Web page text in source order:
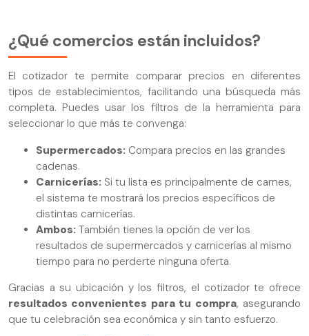
¿Qué comercios están incluidos?
El cotizador te permite comparar precios en diferentes
tipos de establecimientos, facilitando una búsqueda más
completa. Puedes usar los filtros de la herramienta para
seleccionar lo que más te convenga:
Supermercados: Compara precios en las grandes
cadenas.
Carnicerías: Si tu lista es principalmente de carnes,
el sistema te mostrará los precios específicos de
distintas carnicerías.
Ambos: También tienes la opción de ver los
resultados de supermercados y carnicerías al mismo
tiempo para no perderte ninguna oferta.
Gracias a su ubicación y los filtros, el cotizador te ofrece
resultados convenientes para tu compra, asegurando
que tu celebración sea económica y sin tanto esfuerzo.